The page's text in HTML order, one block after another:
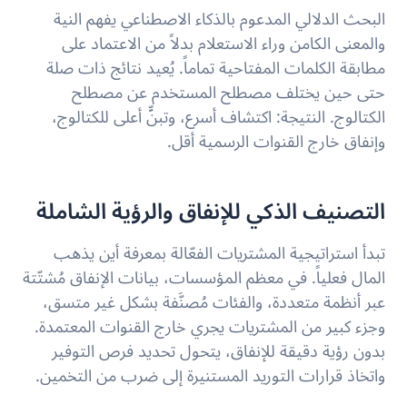
البحث الدلالي المدعوم بالذكاء الاصطناعي يفهم النية
والمعنى الكامن وراء الاستعلام بدلاً من الاعتماد على
مطابقة الكلمات المفتاحية تماماً. يُعيد نتائج ذات صلة
حتى حين يختلف مصطلح المستخدم عن مصطلح
الكتالوج. النتيجة: اكتشاف أسرع، وتبنٍّ أعلى للكتالوج،
وإنفاق خارج القنوات الرسمية أقل.
التصنيف الذكي للإنفاق والرؤية الشاملة
تبدأ استراتيجية المشتريات الفعّالة بمعرفة أين يذهب
المال فعلياً. في معظم المؤسسات، بيانات الإنفاق مُشتّتة
عبر أنظمة متعددة، والفئات مُصنَّفة بشكل غير متسق،
وجزء كبير من المشتريات يجري خارج القنوات المعتمدة.
بدون رؤية دقيقة للإنفاق، يتحول تحديد فرص التوفير
واتخاذ قرارات التوريد المستنيرة إلى ضرب من التخمين.